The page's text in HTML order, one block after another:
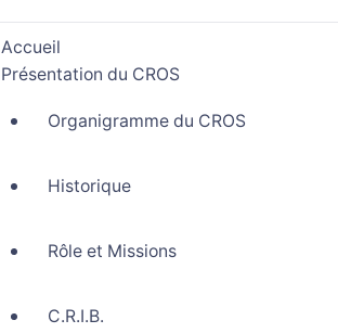
Accueil
Présentation du CROS
Organigramme du CROS
Historique
Rôle et Missions
C.R.I.B.